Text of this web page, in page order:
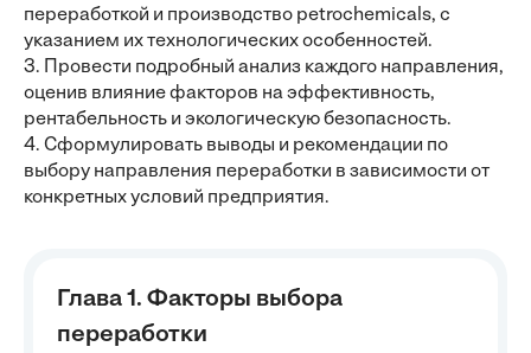
переработкой и производство petrochemicals, с
указанием их технологических особенностей.
3. Провести подробный анализ каждого направления,
оценив влияние факторов на эффективность,
рентабельность и экологическую безопасность.
4. Сформулировать выводы и рекомендации по
выбору направления переработки в зависимости от
конкретных условий предприятия.
Глава 1. Факторы выбора
переработки